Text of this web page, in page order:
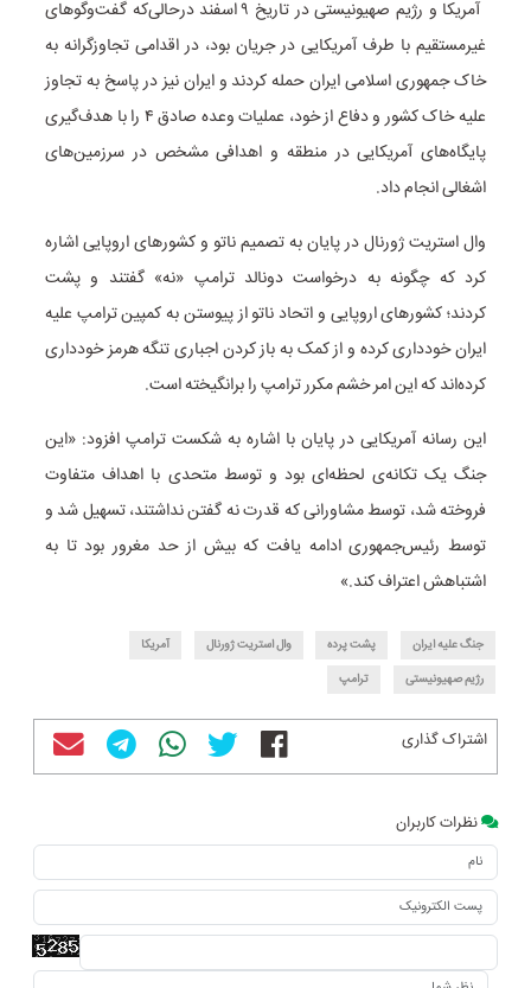
آمریکا و رژیم صهیونیستی در تاریخ ۹ اسفند درحالی‌که گفت‌وگوهای
غیرمستقیم با طرف آمریکایی در جریان بود، در اقدامی تجاوزگرانه به
خاک جمهوری اسلامی ایران حمله کردند و ایران نیز در پاسخ به تجاوز
علیه خاک کشور و دفاع از خود، عملیات وعده صادق ۴ را با هدف‌گیری
پایگاه‌های آمریکایی در منطقه و اهدافی مشخص در سرزمین‌های
اشغالی انجام داد.
وال استریت ژورنال در پایان به تصمیم ناتو و کشورهای اروپایی اشاره
کرد که چگونه به درخواست دونالد ترامپ «نه» گفتند و پشت
کردند؛ کشورهای اروپایی و اتحاد ناتو از پیوستن به کمپین ترامپ علیه
ایران خودداری کرده و از کمک به باز کردن اجباری تنگه هرمز خودداری
کرده‌اند که این امر خشم مکرر ترامپ را برانگیخته است.
این رسانه آمریکایی در پایان با اشاره به شکست ترامپ افزود: «​این
جنگ یک تکانه‌ی لحظه‌ای بود و توسط متحدی با اهداف متفاوت
فروخته شد، توسط مشاورانی که قدرت نه گفتن نداشتند، تسهیل شد و
توسط رئیس‌جمهوری ادامه یافت که بیش از حد مغرور بود تا به
اشتباهش اعتراف کند.»
جنگ علیه ایران پشت پرده وال استریت ژورنال
آمریکا
رژیم صهیونیستی
ترامپ
اشتراک گذاری
نظرات کاربران